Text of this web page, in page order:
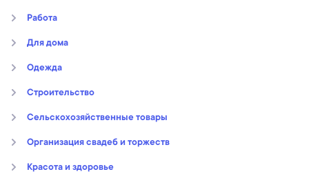
Работа
Для дома
Oдежда
Строительство
Сельскохозяйственные товары
Организация свадеб и торжеств
Kрасота и здоровье